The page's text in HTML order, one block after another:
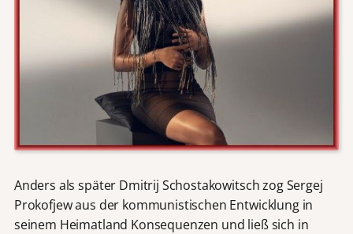
Anders als später Dmitrij Schostakowitsch zog Sergej
Prokofjew aus der kommunistischen Entwicklung in
seinem Heimatland Konsequenzen und ließ sich in